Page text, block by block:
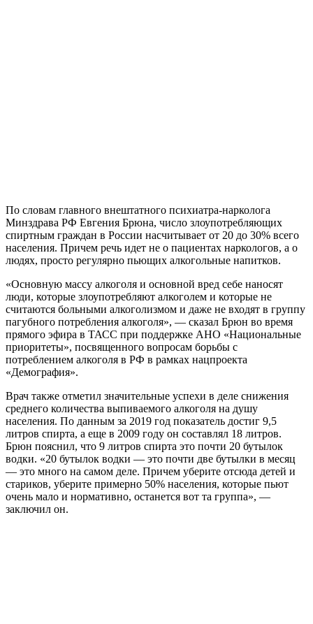
По словам главного внештатного психиатра-нарколога
Минздрава РФ Евгения Брюна, число злоупотребляющих
спиртным граждан в России насчитывает от 20 до 30% всего
населения. Причем речь идет не о пациентах наркологов, а о
людях, просто регулярно пьющих алкогольные напитков.
«Основную массу алкоголя и основной вред себе наносят
люди, которые злоупотребляют алкоголем и которые не
считаются больными алкоголизмом и даже не входят в группу
пагубного потребления алкоголя», — сказал Брюн во время
прямого эфира в ТАСС при поддержке АНО «Национальные
приоритеты», посвященного вопросам борьбы с
потреблением алкоголя в РФ в рамках нацпроекта
«Демография».
Врач также отметил значительные успехи в деле снижения
среднего количества выпиваемого алкоголя на душу
населения. По данным за 2019 год показатель достиг 9,5
литров спирта, а еще в 2009 году он составлял 18 литров.
Брюн пояснил, что 9 литров спирта это почти 20 бутылок
водки. «20 бутылок водки — это почти две бутылки в месяц
— это много на самом деле. Причем уберите отсюда детей и
стариков, уберите примерно 50% населения, которые пьют
очень мало и нормативно, останется вот та группа», —
заключил он.